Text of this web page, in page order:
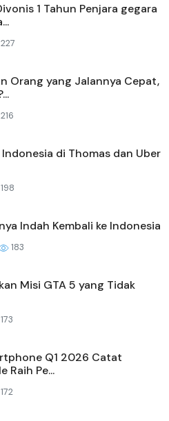
1 Tahun Penjara gegara
227
Orang yang Jalannya Cepat,
216
di Thomas dan Uber
198
Indah Kembali ke Indonesia
183
Misi GTA 5 yang Tidak
173
Q1 2026 Catat
Raih Pe...
172